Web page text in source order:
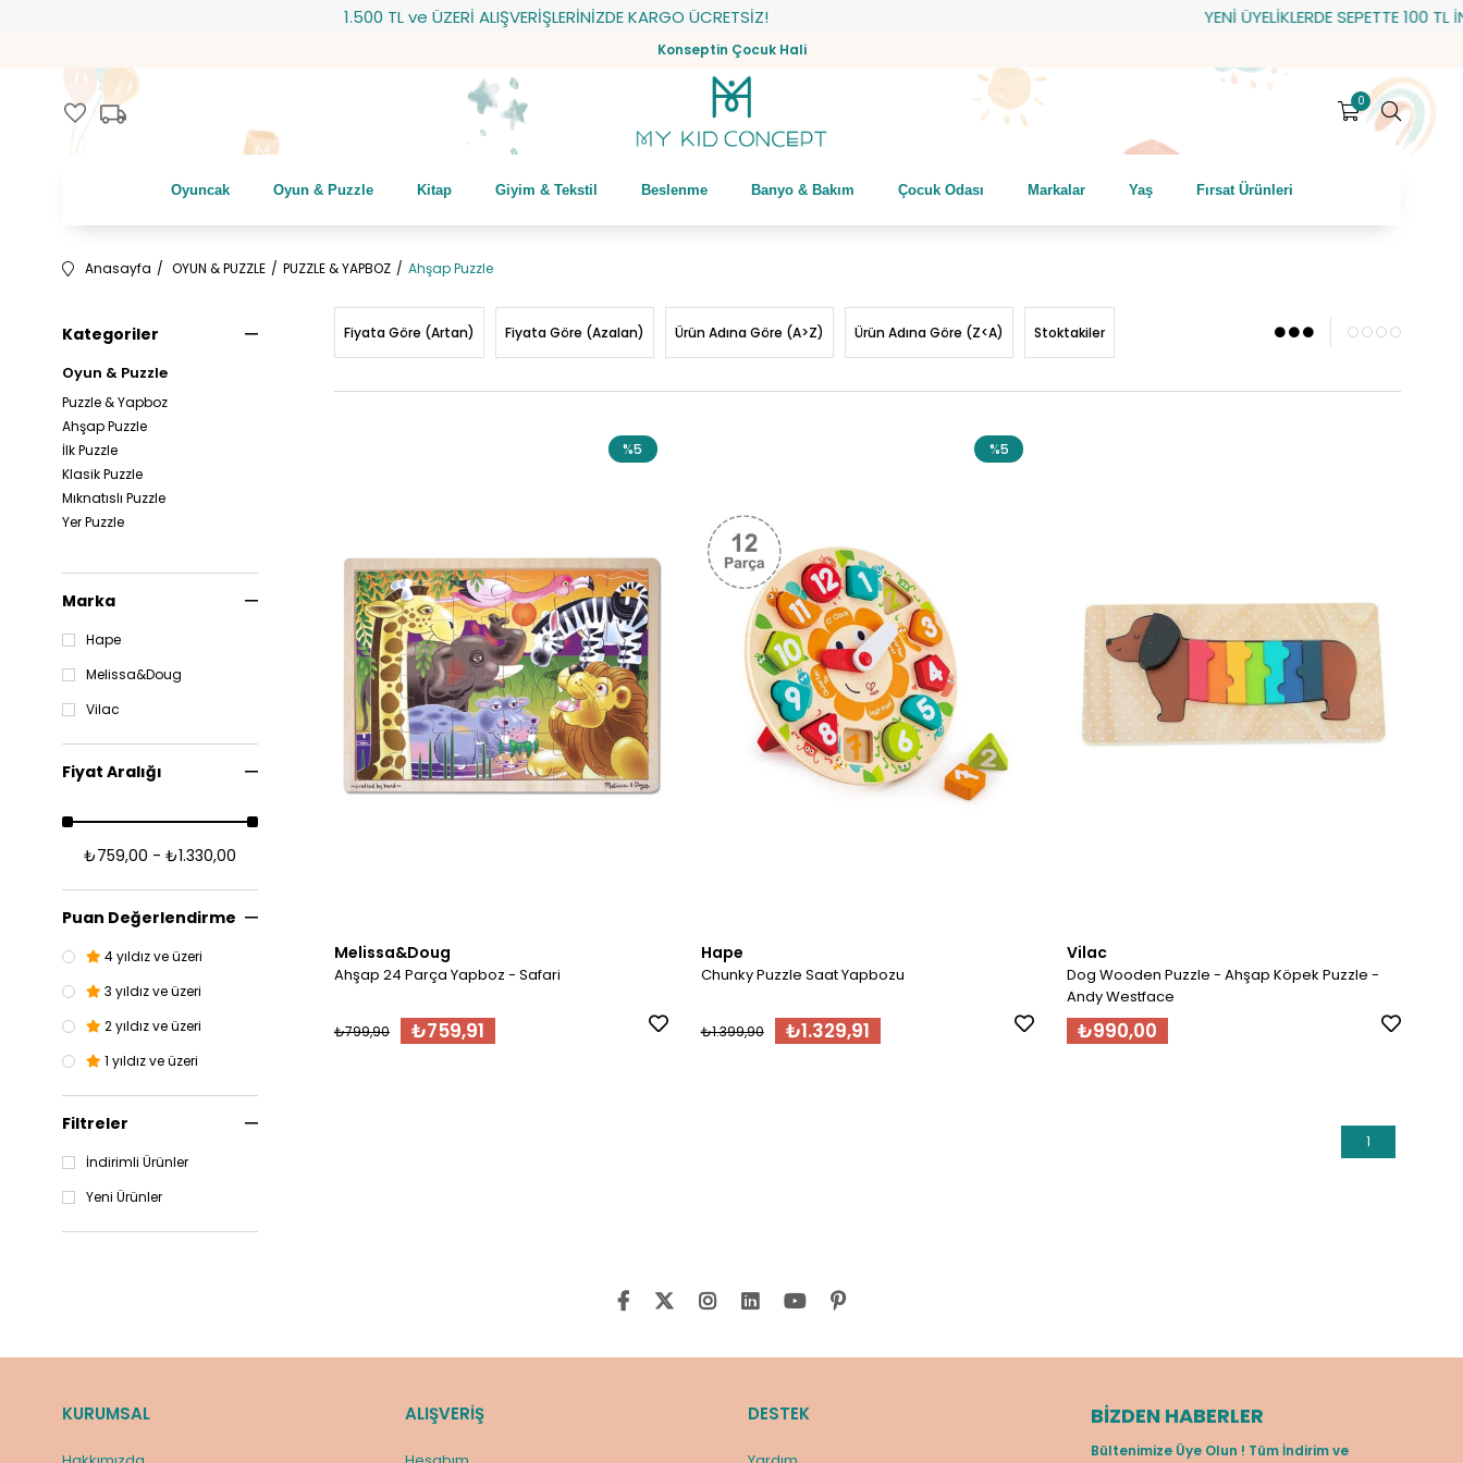
1.500 TL ve ÜZERİ ALIŞVERİŞLERİNİZDE KARGO ÜCRETSİZ! YENİ ÜYELİKLERDE SEPETTE 100 TL
Konseptin Çocuk Hali
favorite local_shipping 0
Oyuncak Oyun & Puzzle Kitap Giyim & Tekstil Beslenme Banyo & Bakım Çocuk Odası Markalar Yaş Fırsat Ürünleri
Anasayfa OYUN & PUZZLE PUZZLE & YAPBOZ Ahşap Puzzle
Kategoriler
Oyun & Puzzle
Puzzle & Yapboz
Ahşap Puzzle
İlk Puzzle
Klasik Puzzle
Mıknatıslı Puzzle
Yer Puzzle
Marka
Hape
Melissa&Doug
Vilac
Fiyat Aralığı
₺759,00 - ₺1.330,00
Puan Değerlendirme
4 yıldız ve üzeri
3 yıldız ve üzeri
2 yıldız ve üzeri
1 yıldız ve üzeri
Filtreler
İndirimli Ürünler
Yeni Ürünler
Fiyata Göre (Artan) Fiyata Göre (Azalan) Ürün Adına Göre (A>Z) Ürün Adına Göre (Z<A) Stoktakiler
Melissa&Doug
Ahşap 24 Parça Yapboz - Safari
₺759,91
₺799,90
%5
Hape
Chunky Puzzle Saat Yapbozu
₺1.329,91
₺1.399,90
%5
Vilac
Dog Wooden Puzzle - Ahşap Köpek Puzzle -
Andy Westface
₺990,00
1
KURUMSAL ALIŞVERİŞ DESTEK BIZDEN HABERLER
Bültenimize Üye Olun ! Tüm İndirim ve